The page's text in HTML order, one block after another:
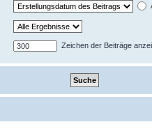
Zeichen der Beiträge